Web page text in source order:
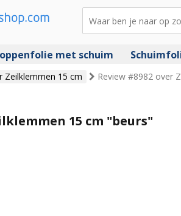
met schuim
Zeilklemmen 15 cm Review #8982 over
15 cm "beurs"